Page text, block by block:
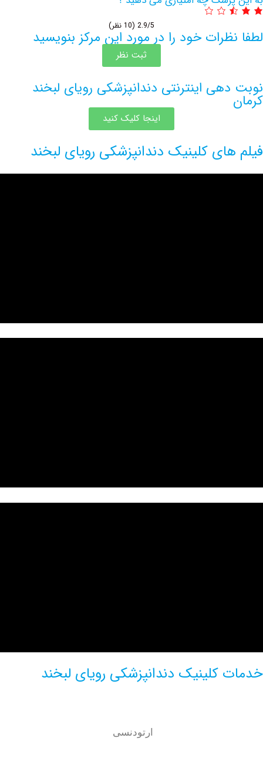
خود را در مورد این مرکز بنویسید
ثبت نظر
اینترنتی دندانپزشکی رویای لبخند
اینجا کلیک کنید
کلینیک دندانپزشکی رویای لبخند
کلینیک دندانپزشکی رویای لبخند
ارتودنسی